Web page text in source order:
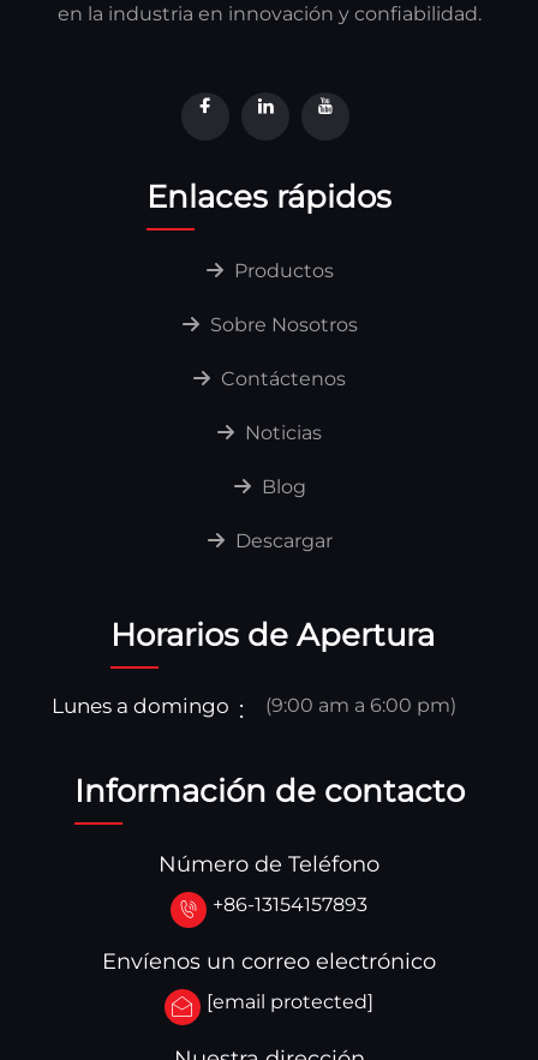
en la industria en innovación y confiabilidad.
Enlaces rápidos
Productos
Sobre Nosotros
Contáctenos
Noticias
Blog
Descargar
Horarios de Apertura
Lunes a domingo (9:00 am a 6:00 pm)
Información de contacto
Número de Teléfono
+86-13154157893
Envíenos un correo electrónico
[email protected]